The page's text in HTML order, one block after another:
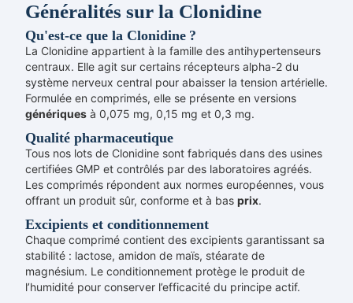
Généralités sur la Clonidine
Qu'est-ce que la Clonidine ?
La Clonidine appartient à la famille des antihypertenseurs
centraux. Elle agit sur certains récepteurs alpha-2 du
système nerveux central pour abaisser la tension artérielle.
Formulée en comprimés, elle se présente en versions
génériques à 0,075 mg, 0,15 mg et 0,3 mg.
Qualité pharmaceutique
Tous nos lots de Clonidine sont fabriqués dans des usines
certifiées GMP et contrôlés par des laboratoires agréés.
Les comprimés répondent aux normes européennes, vous
offrant un produit sûr, conforme et à bas prix.
Excipients et conditionnement
Chaque comprimé contient des excipients garantissant sa
stabilité : lactose, amidon de maïs, stéarate de
magnésium. Le conditionnement protège le produit de
l’humidité pour conserver l’efficacité du principe actif.